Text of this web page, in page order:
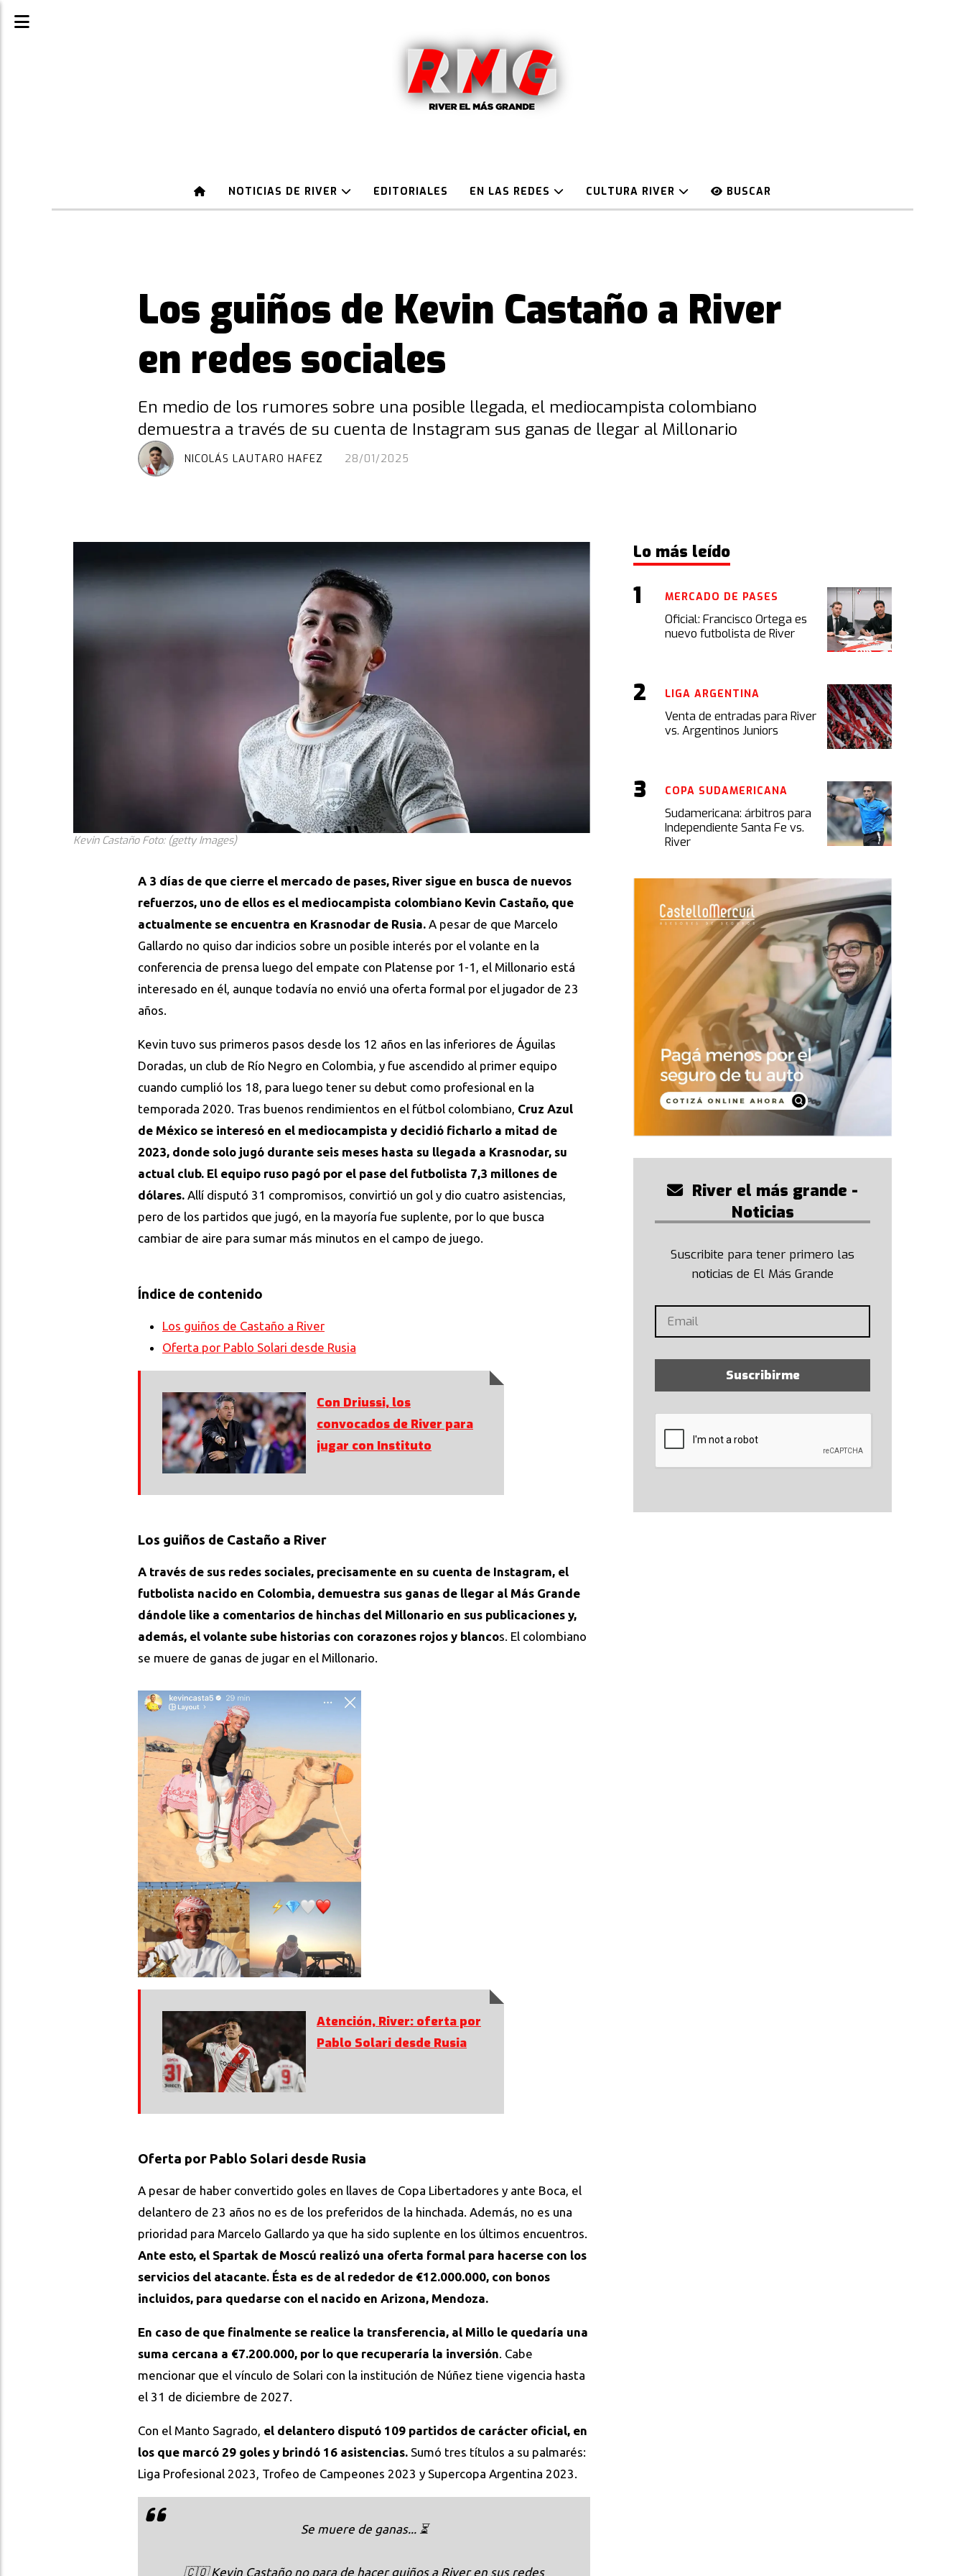
NOTICIAS DE RIVER EDITORIALES EN LAS REDES CULTURA RIVER BUSCAR
Los guiños de Kevin Castaño a River
en redes sociales
En medio de los rumores sobre una posible llegada, el mediocampista colombiano
demuestra a través de su cuenta de Instagram sus ganas de llegar al Millonario
28/01/2025
NICOLÁS LAUTARO HAFEZ
Kevin Castaño Foto: (getty Images)
A 3 días de que cierre el mercado de pases, River sigue en busca de nuevos
refuerzos, uno de ellos es el mediocampista colombiano Kevin Castaño, que
actualmente se encuentra en Krasnodar de Rusia. A pesar de que Marcelo
Gallardo no quiso dar indicios sobre un posible interés por el volante en la
conferencia de prensa luego del empate con Platense por 1-1, el Millonario está
interesado en él, aunque todavía no envió una oferta formal por el jugador de 23
años.
Kevin tuvo sus primeros pasos desde los 12 años en las inferiores de Águilas
Doradas, un club de Río Negro en Colombia, y fue ascendido al primer equipo
cuando cumplió los 18, para luego tener su debut como profesional en la
temporada 2020. Tras buenos rendimientos en el fútbol colombiano, Cruz Azul
de México se interesó en el mediocampista y decidió ficharlo a mitad de
2023, donde solo jugó durante seis meses hasta su llegada a Krasnodar, su
actual club. El equipo ruso pagó por el pase del futbolista 7,3 millones de
dólares. Allí disputó 31 compromisos, convirtió un gol y dio cuatro asistencias,
pero de los partidos que jugó, en la mayoría fue suplente, por lo que busca
cambiar de aire para sumar más minutos en el campo de juego.
Índice de contenido
Los guiños de Castaño a River
Oferta por Pablo Solari desde Rusia
Con Driussi, los
convocados de River para
jugar con Instituto
Los guiños de Castaño a River
A través de sus redes sociales, precisamente en su cuenta de Instagram, el
futbolista nacido en Colombia, demuestra sus ganas de llegar al Más Grande
dándole like a comentarios de hinchas del Millonario en sus publicaciones y,
además, el volante sube historias con corazones rojos y blancos. El colombiano
se muere de ganas de jugar en el Millonario.
Atención, River: oferta por
Pablo Solari desde Rusia
Oferta por Pablo Solari desde Rusia
A pesar de haber convertido goles en llaves de Copa Libertadores y ante Boca, el
delantero de 23 años no es de los preferidos de la hinchada. Además, no es una
prioridad para Marcelo Gallardo ya que ha sido suplente en los últimos encuentros.
Ante esto, el Spartak de Moscú realizó una oferta formal para hacerse con los
servicios del atacante. Ésta es de al rededor de €12.000.000, con bonos
incluidos, para quedarse con el nacido en Arizona, Mendoza.
En caso de que finalmente se realice la transferencia, al Millo le quedaría una
suma cercana a €7.200.000, por lo que recuperaría la inversión . Cabe
mencionar que el vínculo de Solari con la institución de Núñez tiene vigencia hasta
el 31 de diciembre de 2027.
Con el Manto Sagrado, el delantero disputó 109 partidos de carácter oficial, en
los que marcó 29 goles y brindó 16 asistencias. Sumó tres títulos a su palmarés:
Liga Profesional 2023, Trofeo de Campeones 2023 y Supercopa Argentina 2023.
Se muere de ganas... ⏳
🇨🇴 Kevin Castaño no para de hacer guiños a River en sus redes
Lo más leído
Oficial: Francisco Ortega es
nuevo futbolista de River
MERCADO DE PASES
Venta de entradas para River
vs. Argentinos Juniors
LIGA ARGENTINA
Sudamericana: árbitros para
Independiente Santa Fe vs.
River
COPA SUDAMERICANA
River el más grande -
Noticias
Suscribite para tener primero las
noticias de El Más Grande
Suscribirme